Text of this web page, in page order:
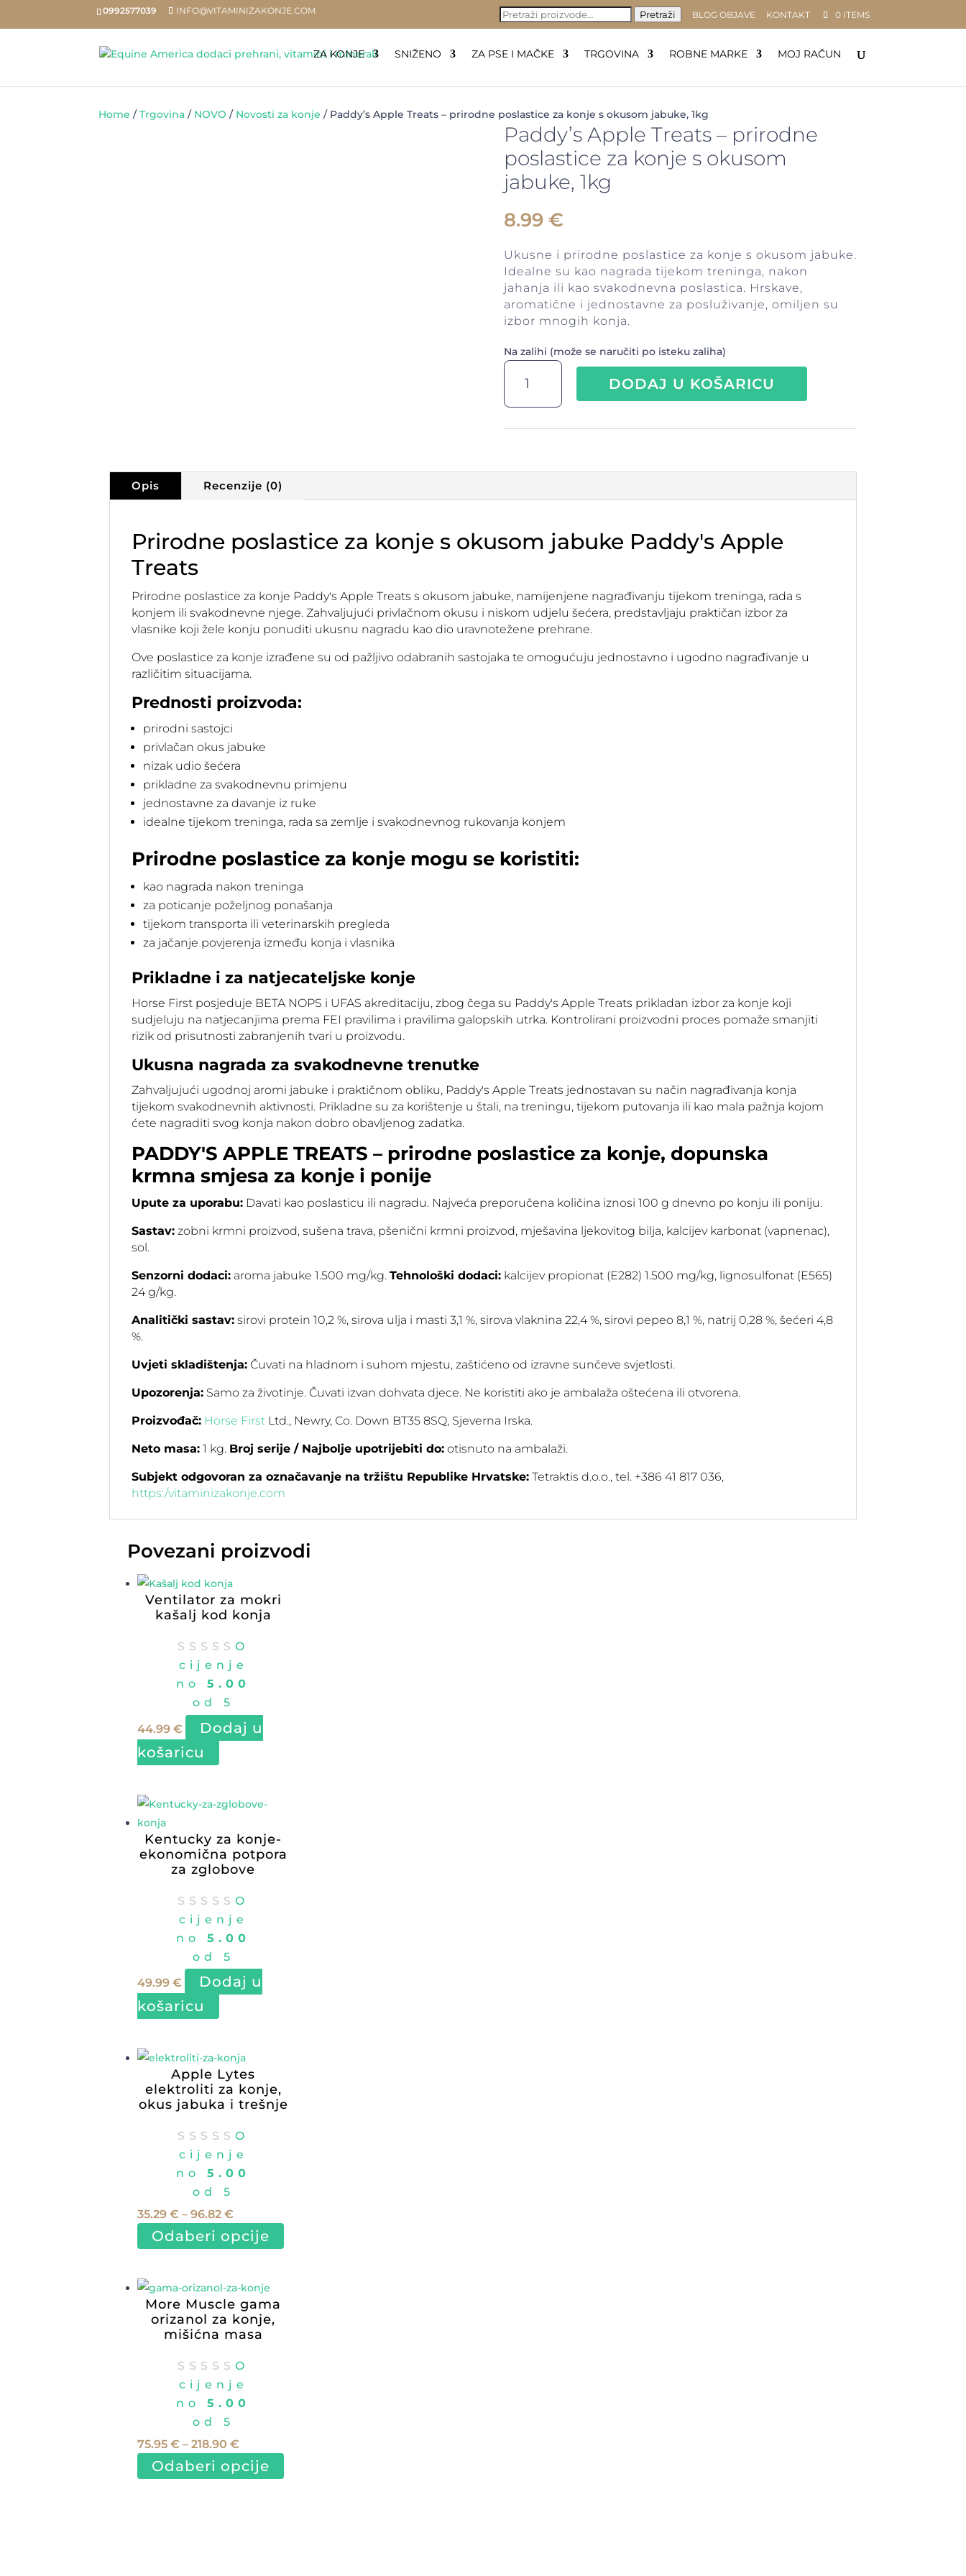
0992577039 INFO@VITAMINIZAKONJE.COM PRETRAŽI: Pretraži BLOG OBJAVE KONTAKT 0 ITEMS
ZA KONJE SNIŽENO ZA PSE I MAČKE TRGOVINA ROBNE MARKE MOJ RAČUN
Home /Trgovina / NOVO / Novosti za konje / Paddy’s Apple Treats – prirodne poslastice za konje s okusom jabuke, 1kg
Paddy’s Apple Treats – prirodne
poslastice za konje s okusom
jabuke, 1kg
8.99 €
Ukusne i prirodne poslastice za konje s okusom jabuke.
Idealne su kao nagrada tijekom treninga, nakon
jahanja ili kao svakodnevna poslastica. Hrskave,
aromatične i jednostavne za posluživanje, omiljen su
izbor mnogih konja.
Na zalihi (može se naručiti po isteku zaliha)
Paddy's
Apple
Treats
prirodne
s
1kg
DODAJ U KOŠARICU
Opis Recenzije (0)
Prirodne poslastice za konje s okusom jabuke Paddy's Apple
Treats
Prirodne poslastice za konje Paddy's Apple Treats s okusom jabuke, namijenjene nagrađivanju tijekom treninga, rada s
konjem ili svakodnevne njege. Zahvaljujući privlačnom okusu i niskom udjelu šećera, predstavljaju praktičan izbor za
vlasnike koji žele konju ponuditi ukusnu nagradu kao dio uravnotežene prehrane.
Ove poslastice za konje izrađene su od pažljivo odabranih sastojaka te omogućuju jednostavno i ugodno nagrađivanje u
različitim situacijama.
Prednosti proizvoda:
prirodni sastojci
privlačan okus jabuke
nizak udio šećera
prikladne za svakodnevnu primjenu
jednostavne za davanje iz ruke
idealne tijekom treninga, rada sa zemlje i svakodnevnog rukovanja konjem
Prirodne poslastice za konje mogu se koristiti:
kao nagrada nakon treninga
za poticanje poželjnog ponašanja
tijekom transporta ili veterinarskih pregleda
za jačanje povjerenja između konja i vlasnika
Prikladne i za natjecateljske konje
Horse First posjeduje BETA NOPS i UFAS akreditaciju, zbog čega su Paddy's Apple Treats prikladan izbor za konje koji
sudjeluju na natjecanjima prema FEI pravilima i pravilima galopskih utrka. Kontrolirani proizvodni proces pomaže smanjiti
rizik od prisutnosti zabranjenih tvari u proizvodu.
Ukusna nagrada za svakodnevne trenutke
Zahvaljujući ugodnoj aromi jabuke i praktičnom obliku, Paddy's Apple Treats jednostavan su način nagrađivanja konja
tijekom svakodnevnih aktivnosti. Prikladne su za korištenje u štali, na treningu, tijekom putovanja ili kao mala pažnja kojom
ćete nagraditi svog konja nakon dobro obavljenog zadatka.
PADDY'S APPLE TREATS – prirodne poslastice za konje, dopunska
krmna smjesa za konje i ponije
Upute za uporabu: Davati kao poslasticu ili nagradu. Najveća preporučena količina iznosi 100 g dnevno po konju ili poniju.
Sastav: zobni krmni proizvod, sušena trava, pšenični krmni proizvod, mješavina ljekovitog bilja, kalcijev karbonat (vapnenac),
sol.
Senzorni dodaci: aroma jabuke 1.500 mg/kg. Tehnološki dodaci: kalcijev propionat (E282) 1.500 mg/kg, lignosulfonat (E565)
24 g/kg.
Analitički sastav: sirovi protein 10,2 %, sirova ulja i masti 3,1 %, sirova vlaknina 22,4 %, sirovi pepeo 8,1 %, natrij 0,28 %, šećeri 4,8
%.
Uvjeti skladištenja: Čuvati na hladnom i suhom mjestu, zaštićeno od izravne sunčeve svjetlosti.
Upozorenja: Samo za životinje. Čuvati izvan dohvata djece. Ne koristiti ako je ambalaža oštećena ili otvorena.
Proizvođač: Horse First Ltd., Newry, Co. Down BT35 8SQ, Sjeverna Irska.
Neto masa: 1 kg. Broj serije / Najbolje upotrijebiti do: otisnuto na ambalaži.
Subjekt odgovoran za označavanje na tržištu Republike Hrvatske: Tetraktis d.o.o., tel. +386 41 817 036,
https:/vitaminizakonje.com
Povezani proizvodi
Ventilator za mokri
kašalj kod konja
O
cijenje
no5.00
od 5
44.99 €
Dodaj u
košaricu
Kentucky za konje-
ekonomična potpora
za zglobove
O
cijenje
no5.00
od 5
49.99 €
Dodaj u
košaricu
Apple Lytes
elektroliti za konje,
okus jabuka i trešnje
O
cijenje
no5.00
od 5
35.29 € – 96.82 €Raspon
cijena:
od
do
96.82 €
Odaberi opcije
proizvod
More Muscle gama
orizanol za konje,
mišićna masa
O
cijenje
no5.00
od 5
75.95 € – 218.90 €Raspon
cijena:
od
Odaberi opcije
proizvod